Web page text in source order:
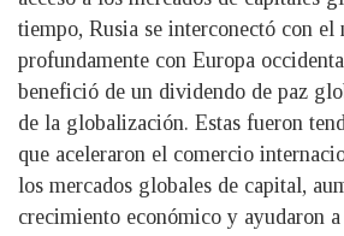
tiempo, Rusia se interconectó con
profundamente con Europa
benefició de un dividendo de paz
de la globalización. Estas fueron
que aceleraron el comercio
los mercados globales de capital,
crecimiento económico y ayudaron